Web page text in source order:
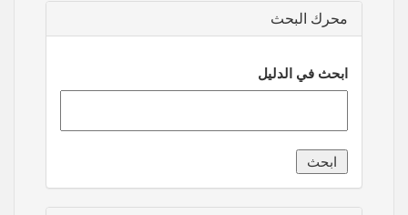
محرك البحث
ابحث في الدليل